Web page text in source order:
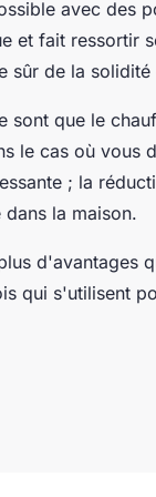
avec des
et fait ressortir
sûr de la
que le
le cas où vous
; la
la maison.
d'avantages
qui s'utilisent